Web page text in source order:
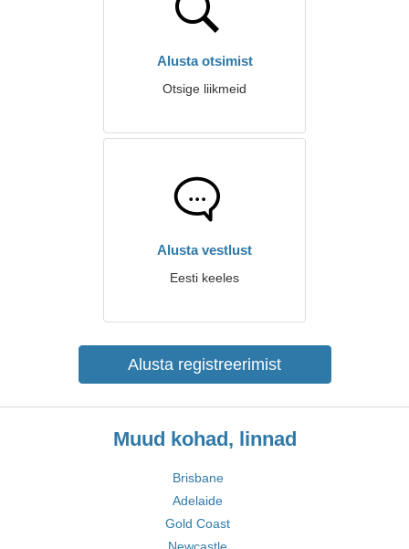
Alusta otsimist
Otsige liikmeid
Alusta vestlust
Eesti keeles
Alusta registreerimist
Muud kohad, linnad
Brisbane
Adelaide
Gold Coast